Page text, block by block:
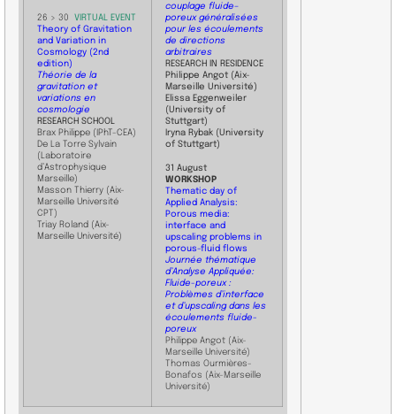
​26 > 30 VIRTUAL EVENT
Theory of Gravitation
and Variation in
Cosmology (2nd
edition)
Théorie de la
gravitation et
variations en
cosmologie
RESEARCH SCHOOL
Brax Philippe (IPhT-CEA)
De La Torre Sylvain
(Laboratoire
d’Astrophysique
Marseille)
Masson Thierry (Aix-
Marseille Université
CPT)
Triay Roland (Aix-
Marseille Université)
couplage fluide–
poreux généralisées
pour les écoulements
de directions
arbitraires
RESEARCH IN RESIDENCE
Philippe Angot (Aix-
Marseille Université)
Elissa Eggenweiler
(University of
Stuttgart)
Iryna Rybak (University
of Stuttgart)
31 August
WORKSHOP
Thematic day of
Applied Analysis:
Porous media:
interface and
upscaling problems in
porous-fluid flows
Journée thématique
d’Analyse Appliquée:
Fluide-poreux :
Problèmes d’interface
et d’upscaling dans les
écoulements fluide-
poreux
Philippe Angot (Aix-
Marseille Université)
Thomas Ourmières-
Bonafos (Aix-Marseille
Université)